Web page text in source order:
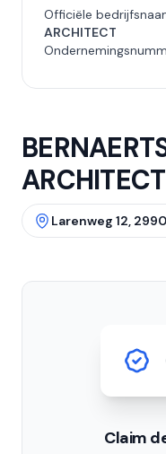
Officiële
ARCHITECT
ARCHITECT
Larenweg 12,
Claim